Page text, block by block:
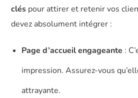
clés pour attirer et retenir vos
devez absolument intégrer :
Page d’accueil engageante :
impression. Assurez-vous
attrayante.